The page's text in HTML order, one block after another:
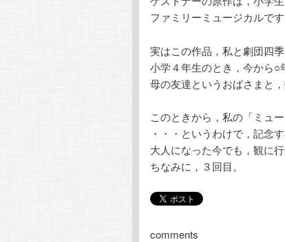
ファミリーミュージカルで
実はこの作品，私と劇団四
小学４年生のとき，今から○
母の友達というおばさまと
このときから，私の「ミュ
・・・というわけで，記念
大人になった今でも，観に行
ちなみに，３回目。
comments